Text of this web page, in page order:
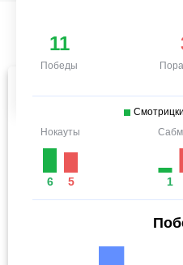
11
Победы
Смотрицки
Нокауты
6 5 1